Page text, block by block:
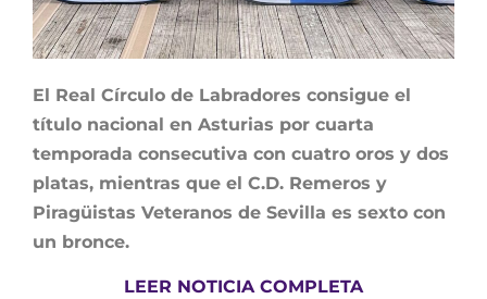
El Real Círculo de Labradores consigue el
título nacional en Asturias por cuarta
temporada consecutiva con cuatro oros y dos
platas, mientras que el C.D. Remeros y
Piragüistas Veteranos de Sevilla es sexto con
un bronce.
LEER NOTICIA COMPLETA